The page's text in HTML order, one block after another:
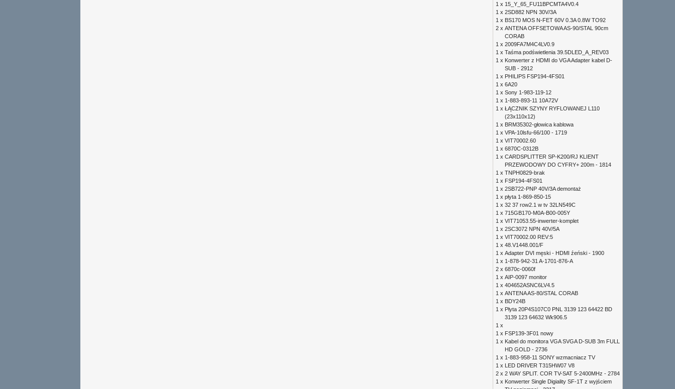
1 x 15_Y_65_FU11BPCMTA4V0.4
1 x 2SD882 NPN 30V/3A
1 x BS170 MOS N-FET 60V 0.3A 0.8W TO92
2 x ANTENA OFFSETOWA AS-90/STAL 90cm
CORAB
1 x 2009FA7M4C4LV0.9
1 x Taśma podświetlenia 39.5DLED_A_REV03
1 x Konwerter z HDMI do VGA Adapter kabel D-
SUB - 2912
1 x PHILIPS FSP194-4FS01
1 x 6A20
1 x Sony 1-983-119-12
1 x 1-883-893-11 10A72V
1 x ŁĄCZNIK SZYNY RYFLOWANEJ L110
(23x110x12)
1 x BRM35302-głowica kablowa
1 x VPA-10lsfu-66/100 - 1719
1 x VIT70002.60
1 x 6870C-0312B
1 x CARDSPLITTER SP-K200/RJ KLIENT
PRZEWODOWY DO CYFRY+ 200m - 1814
1 x TNPH0829-brak
1 x FSP194-4FS01
1 x 2SB722-PNP 40V/3A demontaż
1 x płyta 1-869-850-15
1 x 32 37 row2.1 w tv 32LN549C
1 x 715GB170-M0A-B00-005Y
1 x VIT71053.55-inwerter-komplet
1 x 2SC3072 NPN 40V/5A
1 x VIT70002.00 REV:5
1 x 48.V1448.001/F
1 x Adapter DVI męski - HDMI źeński - 1900
1 x 1-878-942-31 A-1701-876-A
2 x 6870c-0060f
1 x AIP-0097 monitor
1 x 404652ASNC6LV4.5
1 x ANTENA AS-80/STAL CORAB
1 x BDY24B
1 x Płyta 20P4S107C0 PNL 3139 123 64422 BD
3139 123 64632 Wk906.5
1 x
1 x FSP139-3F01 nowy
1 x Kabel do monitora VGA SVGA D-SUB 3m FULL
HD GOLD - 2736
1 x 1-883-958-11 SONY wzmacniacz TV
1 x
LED DRIVER T315HW07 V8
2 x 2 WAY SPLIT. COR TV-SAT 5-2400MHz - 2784
1 x Konwerter Single Digiality SF-1T z wyjściem